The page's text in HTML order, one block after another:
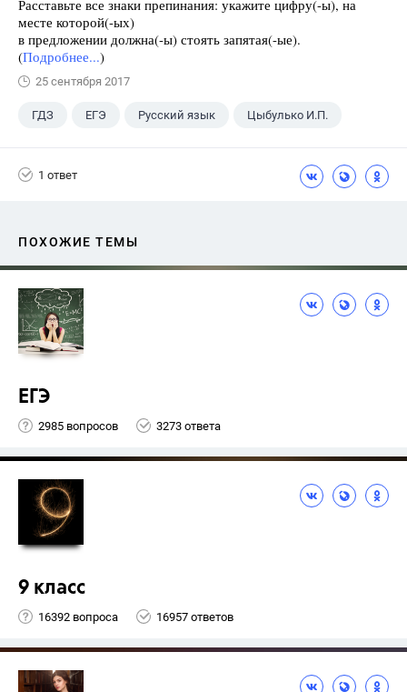
Расставьте все знаки препинания: укажите цифру(-ы), на
месте которой(-ых)
в предложении должна(-ы) стоять запятая(-ые).
(Подробнее...)
25 сентября 2017
ГДЗ ЕГЭ Русский язык Цыбулько И.П.
1 ответ
ПОХОЖИЕ ТЕМЫ
ЕГЭ
2985 вопросов 3273 ответа
9 класс
16392 вопроса 16957 ответов